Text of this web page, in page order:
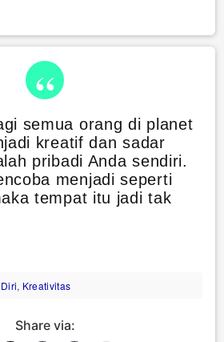
semua orang di planet
kreatif dan sadar
pribadi Anda sendiri.
menjadi seperti
tempat itu jadi tak
, Kreativitas
Share via: